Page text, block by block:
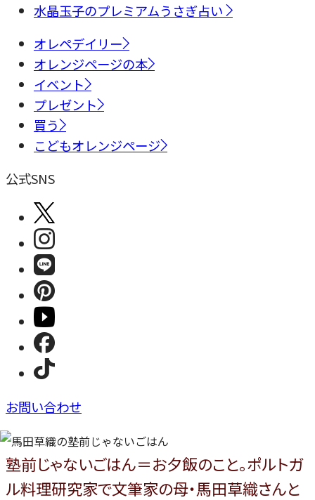
水晶玉子のプレミアムうさぎ占い
オレペデイリー
オレンジページの本
イベント
プレゼント
買う
こどもオレンジページ
公式SNS
お問い合わせ
塾前じゃないごはん＝お夕飯のこと。ポルトガ
ル料理研究家で文筆家の母・馬田草織さんと